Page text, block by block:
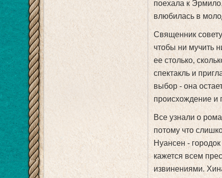
поехала к
влюбилась в
Священник
чтобы ни мучить
ее столько,
спектакль и
выбор - она
происхождение
Все узнали о
потому что
Нуансен -
кажется всем
извинениями.